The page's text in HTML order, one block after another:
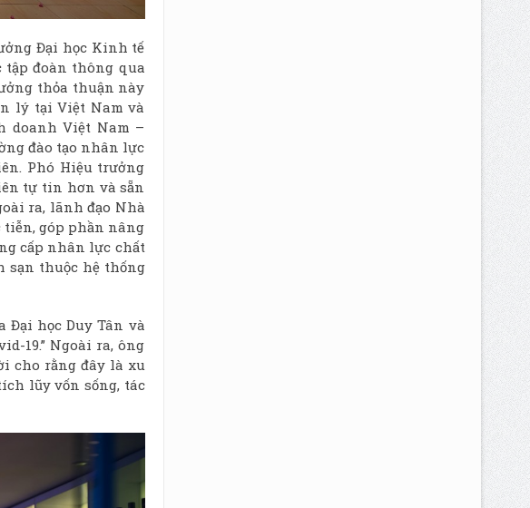
Đại học Kinh tế
tập đoàn thông qua
thỏa thuận này
lý tại Việt Nam và
doanh Việt Nam –
đào tạo nhân lực
Phó Hiệu trưởng
tự tin hơn và sẵn
ra, lãnh đạo Nhà
tiễn, góp phần nâng
cấp nhân lực chất
sạn thuộc hệ thống
Đại học Duy Tân và
19.” Ngoài ra, ông
cho rằng đây là xu
lũy vốn sống, tác